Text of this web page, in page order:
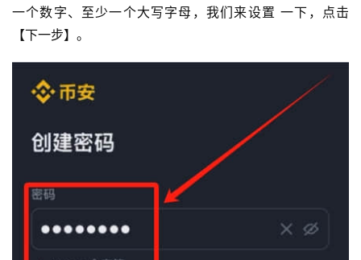
一个数字、至少一个大写字母，我们来设置 一下，点击
【下一步】。